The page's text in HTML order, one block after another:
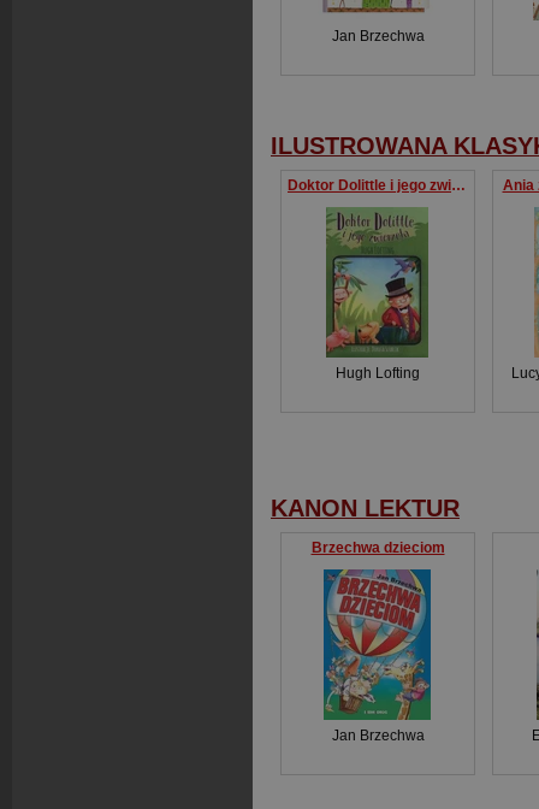
Jan Brzechwa
ILUSTROWANA
Doktor Dolittle i jego zwierzęta
Hugh Lofting
Ania
KANON LEKTUR
Brzechwa dzieciom
Jan Brzechwa